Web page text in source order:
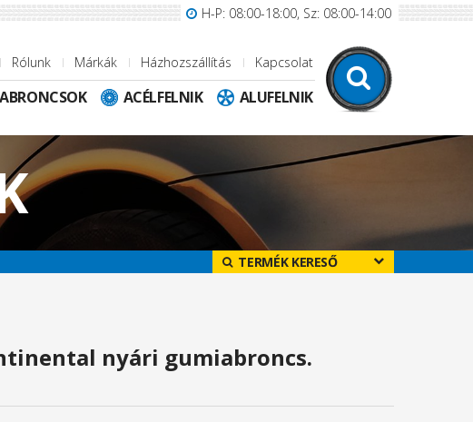
H-P: 08:00-18:00, Sz: 08:00-14:00
Rólunk Márkák Házhozszállítás Kapcsolat
ACÉLFELNIK ALUFELNIK
TERMÉK KERESŐ
nyári gumiabroncs.